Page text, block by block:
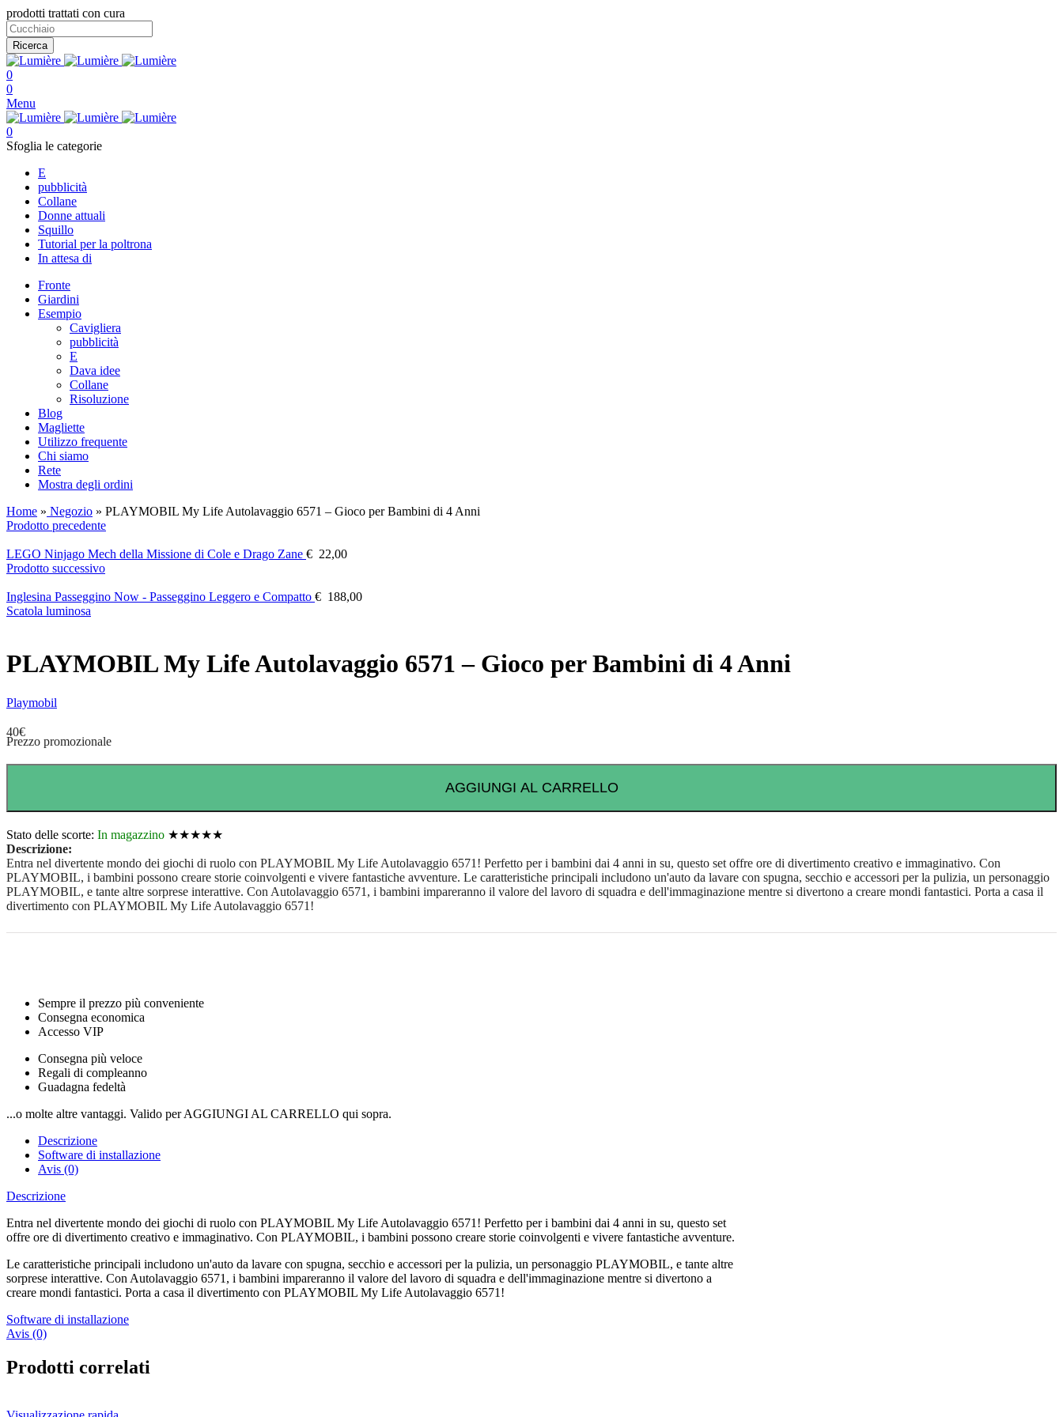
prodotti trattati con cura
Ricerca
0
0
Menu
0
Sfoglia le categorie
E
pubblicità
Collane
Donne attuali
Squillo
Tutorial per la poltrona
In attesa di
Fronte
Giardini
Esempio
Cavigliera
pubblicità
E
Dava idee
Collane
Risoluzione
Blog
Magliette
Utilizzo frequente
Chi siamo
Rete
Mostra degli ordini
Home » Negozio » PLAYMOBIL My Life Autolavaggio 6571 – Gioco per Bambini di 4 Anni
Prodotto precedente
LEGO Ninjago Mech della Missione di Cole e Drago Zane € 22,00
Prodotto successivo
Inglesina Passeggino Now - Passeggino Leggero e Compatto € 188,00
Scatola luminosa
PLAYMOBIL My Life Autolavaggio 6571 – Gioco per Bambini di 4 Anni
Playmobil
40€
Prezzo promozionale
AGGIUNGI AL CARRELLO
Stato delle scorte: In magazzino ★★★★★
Descrizione:
Entra nel divertente mondo dei giochi di ruolo con PLAYMOBIL My Life Autolavaggio 6571! Perfetto per i bambini dai 4 anni in su, questo set offre ore di divertimento creativo e immaginativo. Con
PLAYMOBIL, i bambini possono creare storie coinvolgenti e vivere fantastiche avventure. Le caratteristiche principali includono un'auto da lavare con spugna, secchio e accessori per la pulizia, un personaggio
PLAYMOBIL, e tante altre sorprese interattive. Con Autolavaggio 6571, i bambini impareranno il valore del lavoro di squadra e dell'immaginazione mentre si divertono a creare mondi fantastici. Porta a casa il
divertimento con PLAYMOBIL My Life Autolavaggio 6571!
Sempre il prezzo più conveniente
Consegna economica
Accesso VIP
Consegna più veloce
Regali di compleanno
Guadagna fedeltà
...o molte altre vantaggi. Valido per AGGIUNGI AL CARRELLO qui sopra.
Descrizione
Software di installazione
Avis (0)
Descrizione
Entra nel divertente mondo dei giochi di ruolo con PLAYMOBIL My Life Autolavaggio 6571! Perfetto per i bambini dai 4 anni in su, questo set
offre ore di divertimento creativo e immaginativo. Con PLAYMOBIL, i bambini possono creare storie coinvolgenti e vivere fantastiche avventure.
Le caratteristiche principali includono un'auto da lavare con spugna, secchio e accessori per la pulizia, un personaggio PLAYMOBIL, e tante altre
sorprese interattive. Con Autolavaggio 6571, i bambini impareranno il valore del lavoro di squadra e dell'immaginazione mentre si divertono a
creare mondi fantastici. Porta a casa il divertimento con PLAYMOBIL My Life Autolavaggio 6571!
Software di installazione
Avis (0)
Prodotti correlati